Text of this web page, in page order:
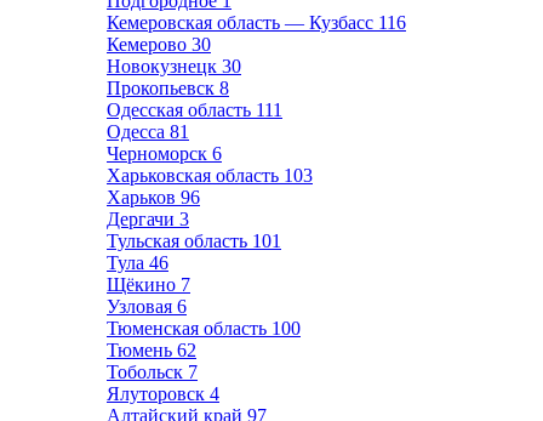
Кемеровская область — Кузбасс 116
Кемерово 30
Новокузнецк 30
Прокопьевск 8
Одесская область 111
Одесса 81
Черноморск 6
Харьковская область 103
Харьков 96
Дергачи 3
Тульская область 101
Тула 46
Щёкино 7
Узловая 6
Тюменская область 100
Тюмень 62
Тобольск 7
Ялуторовск 4
Алтайский край 97